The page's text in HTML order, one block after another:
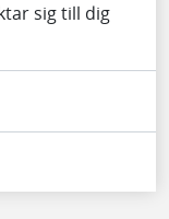
sig till dig